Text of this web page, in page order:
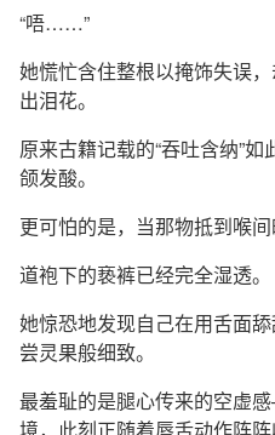
“唔……”
她慌忙含住整根以掩饰失误
出泪花。
原来古籍记载的“吞吐含纳”
颌发酸。
更可怕的是，当那物抵到喉
道袍下的亵裤已经完全湿透。
她惊恐地发现自己在用舌面
尝灵果般细致。
最羞耻的是腿心传来的空虚